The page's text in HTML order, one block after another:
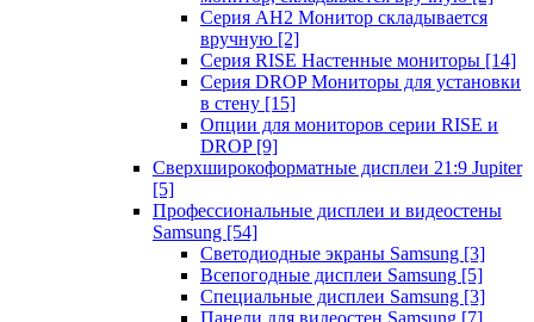
Серия AH2 Монитор складывается
вручную [2]
Серия RISE Настенные мониторы [14]
Серия DROP Мониторы для установки
в стену [15]
Опции для мониторов серии RISE и
DROP [9]
Сверхширокоформатные дисплеи 21:9 Jupiter
[5]
Профессиональные дисплеи и видеостены
Samsung [54]
Светодиодные экраны Samsung [3]
Всепогодные дисплеи Samsung [5]
Специальные дисплеи Samsung [3]
Панели для видеостен Samsung [7]